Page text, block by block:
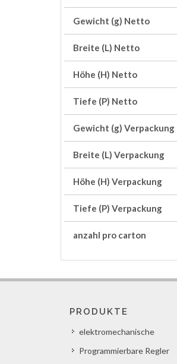
Gewicht (g) Netto
Breite (L) Netto
Höhe (H) Netto
Tiefe (P) Netto
Gewicht (g) Verpackung
Breite (L) Verpackung
Höhe (H) Verpackung
Tiefe (P) Verpackung
anzahl pro carton
PRODUKTE
elektromechanische
Programmierbare Regler